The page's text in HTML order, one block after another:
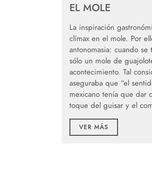
EL MOLE
La inspiración
clímax en el mole. Por
antonomasia: cuando
sólo un mole de
acontecimiento. Tal
aseguraba que “el
mexicano tenía que dar
toque del guisar y el
VER MÁS